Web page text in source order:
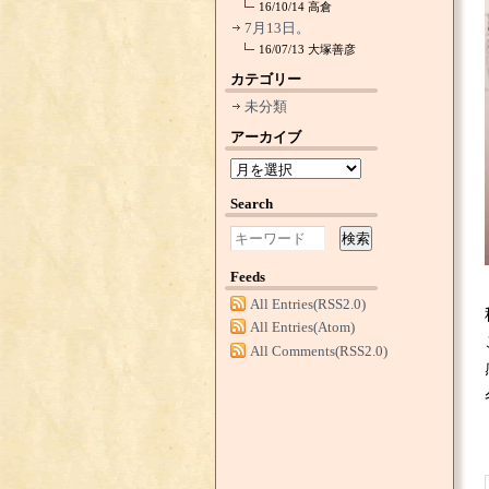
16/10/14高倉
7月13日。
16/07/13大塚善彦
カテゴリー
未分類
アーカイブ
Search
検索
Feeds
All Entries(RSS2.0)
All Entries(Atom)
All Comments(RSS2.0)